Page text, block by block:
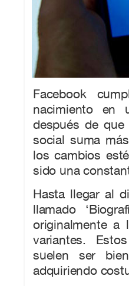
Facebook
nacimiento en
después de
social suma
los cambios
sido una
Hasta llegar al
llamado
originalmente a
variantes.
suelen ser
adquiriendo